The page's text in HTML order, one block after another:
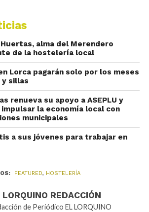
alma del Merendero
de la hostelería local
Lorca pagarán solo por los meses
y sillas
renueva su apoyo a ASEPLU y
impulsar la economía local con
municipales
a sus jóvenes para trabajar en
FEATURED, HOSTELERÍA
LORQUINO REDACCIÓN
de Periódico EL LORQUINO